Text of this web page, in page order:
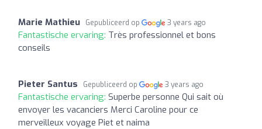
Marie Mathieu Gepubliceerd op 3 years ago
Fantastische ervaring: Très professionnel et bons
conseils
Pieter Santus Gepubliceerd op 3 years ago
Fantastische ervaring: Superbe personne Qui sait où
envoyer les vacanciers Merci Caroline pour ce
merveilleux voyage Piet et naima